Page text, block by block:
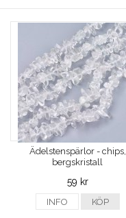
Ädelstenspärlor - chips,
bergskristall
59 kr
INFO KÖP